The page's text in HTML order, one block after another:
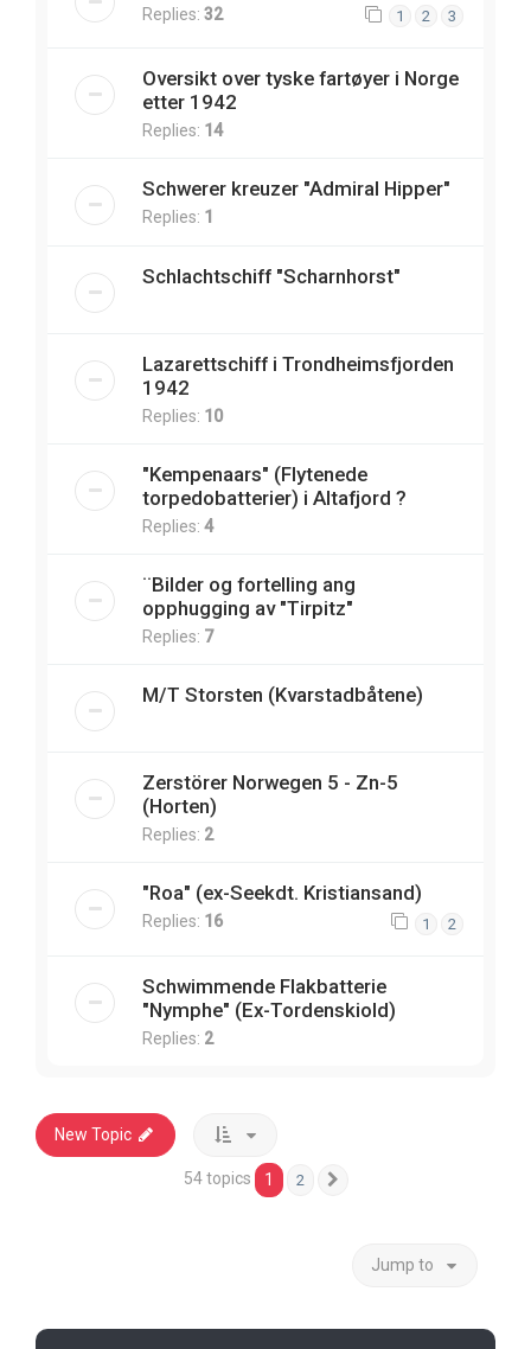
Replies: 32 1 2 3
Oversikt over tyske fartøyer i Norge
etter 1942
Replies: 14
Schwerer kreuzer "Admiral Hipper"
Replies: 1
Schlachtschiff "Scharnhorst"
Lazarettschiff i Trondheimsfjorden
1942
Replies: 10
"Kempenaars" (Flytenede
torpedobatterier) i Altafjord ?
Replies: 4
¨Bilder og fortelling ang
opphugging av "Tirpitz"
Replies: 7
M/T Storsten (Kvarstadbåtene)
Zerstörer Norwegen 5 - Zn-5
(Horten)
Replies: 2
"Roa" (ex-Seekdt. Kristiansand)
Replies: 16 1 2
Schwimmende Flakbatterie
"Nymphe" (Ex-Tordenskiold)
Replies: 2
New Topic
54 topics 1 2
Jump to